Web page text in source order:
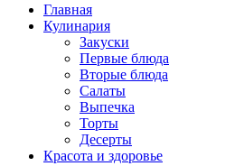
Главная
Кулинария
Закуски
Первые блюда
Вторые блюда
Салаты
Выпечка
Торты
Десерты
Красота и здоровье